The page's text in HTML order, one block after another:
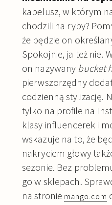
kapelusz, w którym
chodzili na ryby?
że będzie on
Spokojnie, ja też nie.
on nazywany bucket
pierwszorzędny
codzienną stylizację.
tylko na profile na
klasy influencerek i
wskazuje na to, że
nakryciem głowy
sezonie. Bez
go w sklepach.
na stronie mango.com